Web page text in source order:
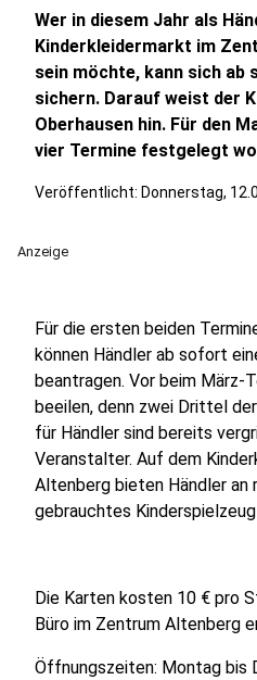
Wer in diesem Jahr als
Kinderkleidermarkt im
sein möchte, kann sich ab
sichern. Darauf weist der
Oberhausen hin. Für den
vier Termine festgelegt
Veröffentlicht: Donnerstag,
Anzeige
Für die ersten beiden
können Händler ab sofort
beantragen. Vor beim März-
beeilen, denn zwei Drittel
für Händler sind bereits
Veranstalter. Auf dem
Altenberg bieten Händler an
gebrauchtes
Die Karten kosten 10 € pro
Büro im Zentrum Altenberg
Öffnungszeiten: Montag bis